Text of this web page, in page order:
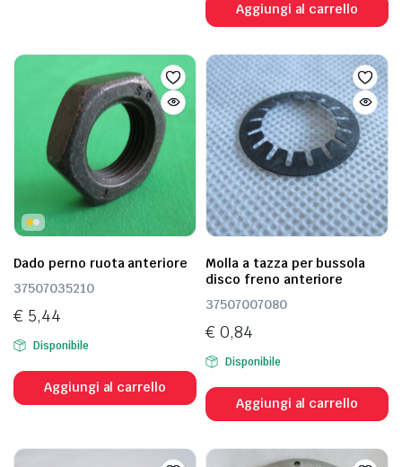
Aggiungi al carrello
Dado perno ruota anteriore
37507035210
€ 5,44
Disponibile
Aggiungi al carrello
Molla a tazza per bussola
disco freno anteriore
37507007080
€ 0,84
Disponibile
Aggiungi al carrello